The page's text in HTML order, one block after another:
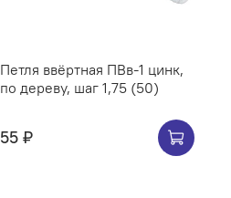
Петля ввёртная ПВв-1 цинк,
по дереву, шаг 1,75 (50)
55 ₽